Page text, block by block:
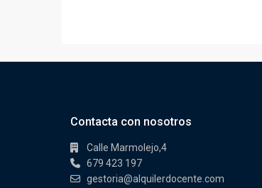
Contacta con nosotros
Calle Marmolejo,4
679 423 197
gestoria@alquilerdocente.com